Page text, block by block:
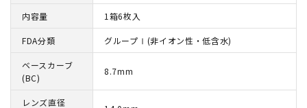
内容量 1箱6枚入
FDA分類 グループⅠ(非イオン性・低含水)
ベースカーブ
(BC)
8.7mm
レンズ直径